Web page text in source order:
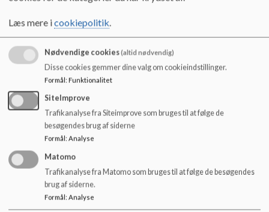
Pædagogisk læreplan dagtilbud
Ordensregler
Retningslinjer for brug af svømmehal
Retningslinjer for håndtering af elevers fravær på GU 2025
Skema til anmodning om tilladelse til at holde ekstraordinært
fri fra skole
Skoleudviklingssamtale 2026
Tilsynsrapport 2025
Trafikpolitik
Trivselspolitik (inkl. antimobbestrategi)
Kontakt og information
Ferieplan
Ringetider
Sampasnings/lukkedage 2025
Parkering ved Genner Univers - oversigt
Skolebestyrelse
Læs mere icookiepolitik.
Nødvendige cookies(altid nødvendig)
Disse cookies gemmer dine valg om cookieindstillinger.
Formål: Funktionalitet
SiteImprove
Trafikanalyse fra Siteimprove som bruges til at følge de
besøgendes brug af siderne
Formål : Analyse
Matomo
Trafikanalyse fra Matomo som bruges til at følge de besøgendes
brug af siderne.
Formål: Analyse